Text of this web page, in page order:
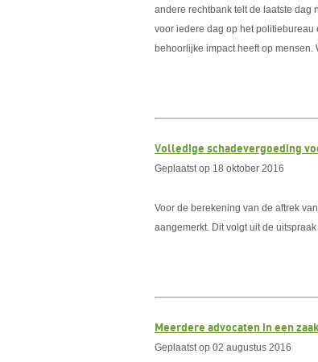
andere rechtbank telt de laatste dag
voor iedere dag op het
behoorlijke impact heeft op
Volledige schadevergoeding
Geplaatst op 18 oktober 2016
Voor de berekening van de aftrek
aangemerkt. Dit volgt uit de
Meerdere advocaten in een
Geplaatst op 02 augustus 2016